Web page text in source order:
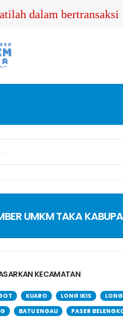
dalam
UMKM TAKA
KECAMATAN
KUARO LONG IKIS
BATU ENGAU
PASER